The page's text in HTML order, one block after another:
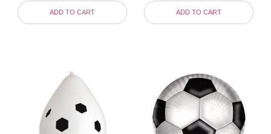
ADD TO CART ADD TO CART